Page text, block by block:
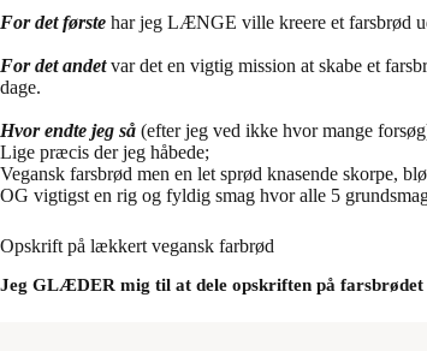
For det første har jeg LÆNGE ville kreere et farsbrød
For det andetvar det en vigtig mission at skabe et
dage.
Hvor endte jeg så (efter jeg ved ikke hvor mange
Lige præcis der jeg håbede;
Vegansk farsbrød men en let sprød knasende skorpe,
OG vigtigst en rig og fyldig smag hvor alle 5
Opskrift på lækkert vegansk farbrød
Jeg GLÆDER mig til at dele opskriften på farsbrødet